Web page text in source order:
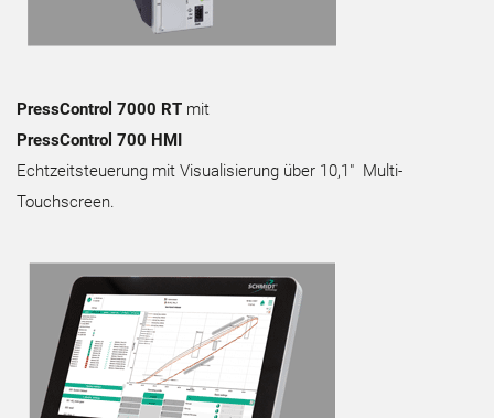
PressControl 7000 RT mit
PressControl 700 HMI
Echtzeitsteuerung mit Visualisierung über 10,1″ Multi-
Touchscreen.